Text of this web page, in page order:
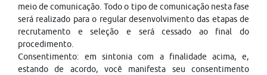
meio de comunicação. Todo o tipo de comunicação nesta fase
será realizado para o regular desenvolvimento das etapas de
recrutamento e seleção e será cessado ao final do
procedimento.
Consentimento: em sintonia com a finalidade acima, e,
estando de acordo, você manifesta seu consentimento